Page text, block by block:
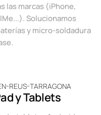
las marcas (iPhone,
Solucionamos
y micro-soldadura
y Tablets